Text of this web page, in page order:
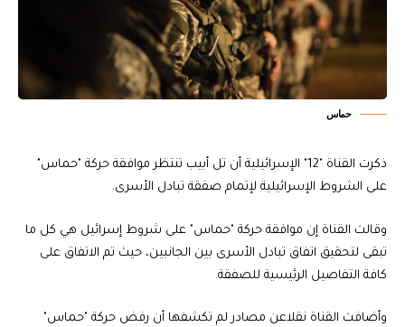
حماس
ذكرت القناة "12" الإسرائيلية أن تل أبيب تنتظر موافقة حركة "حماس"
على الشروط الإسرائيلية لإتمام صفقة تبادل الأسرى.
وقالت القناة إن موافقة حركة "حماس" على شروط إسرائيل هي كل ما
تبقى لتحقيق اتفاق تبادل الأسرى بين الجانبين، حيث تم الاتفاق على
كافة التفاصيل الرئيسية للصفقة.
وأضافت القناة نقلاعن مصادر لم تكشفها أن رفض حركة "حماس"